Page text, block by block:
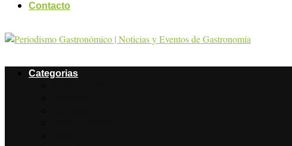
Contacto
Categorias